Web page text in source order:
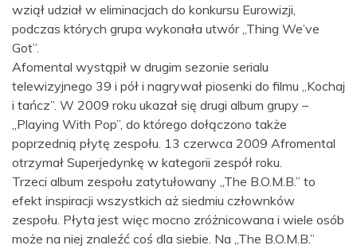
wziął udział w eliminacjach do konkursu Eurowizji,
podczas których grupa wykonała utwór „Thing We’ve
Got”.
Afomental wystąpił w drugim sezonie serialu
telewizyjnego 39 i pół i nagrywał piosenki do filmu „Kochaj
i tańcz”. W 2009 roku ukazał się drugi album grupy –
„Playing With Pop”, do którego dołączono także
poprzednią płytę zespołu. 13 czerwca 2009 Afromental
otrzymał Superjedynkę w kategorii zespół roku.
Trzeci album zespołu zatytułowany „The B.O.M.B.” to
efekt inspiracji wszystkich aż siedmiu człownków
zespołu. Płyta jest więc mocno zróżnicowana i wiele osób
może na niej znaleźć coś dla siebie. Na „The B.O.M.B.”